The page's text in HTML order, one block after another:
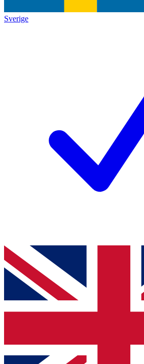
Sverige